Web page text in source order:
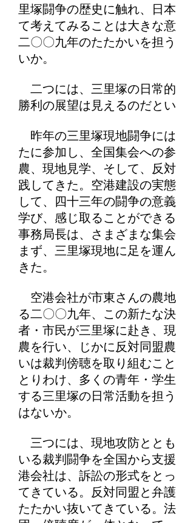
里塚闘争の歴史に触れ、日
て考えてみることは大きな
二〇〇九年のたたかいを担
いか。
二つには、三里塚の日常
勝利の展望は見えるのだと
昨年の三里塚現地闘争に
たに参加し、全国集会への
農、現地見学、そして、反
践してきた。空港建設の実
して、四十三年の闘争の意
学び、感じ取ることができ
事務局長は、さまざまな集
まず、三里塚現地に足を運
きた。
空港会社が市東さんの農
る二〇〇九年、この新たな
者・市民が三里塚に赴き、
農を行い、じかに反対同盟
いは裁判傍聴を取り組むこ
とりわけ、多くの青年・学
する三里塚の日常活動を担
はないか。
三つには、現地攻防とと
いる裁判闘争を全国から支
港会社は、訴訟の形式をと
てきている。反対同盟と弁
たたかい抜いてきている。